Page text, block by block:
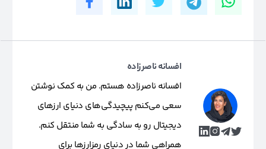
افسانه ناصرزاده
افسانه ناصرزاده هستم. من به کمک نوشتن
سعی می‌کنم پیچیدگی‌های دنیای ارزهای
دیجیتال رو به سادگی به شما منتقل کنم.
همراهی شما در دنیای رمزارزها برای